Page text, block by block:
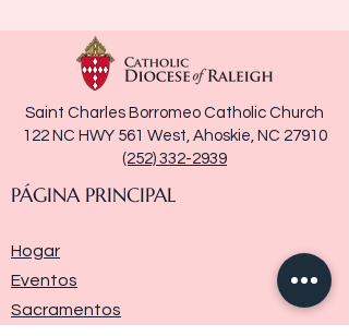
Saint Charles Borromeo Catholic Church
122 NC HWY 561 West, Ahoskie, NC 27910
(252) 332-2939
PÁGINA PRINCIPAL
Hogar
Eventos
Sacramentos